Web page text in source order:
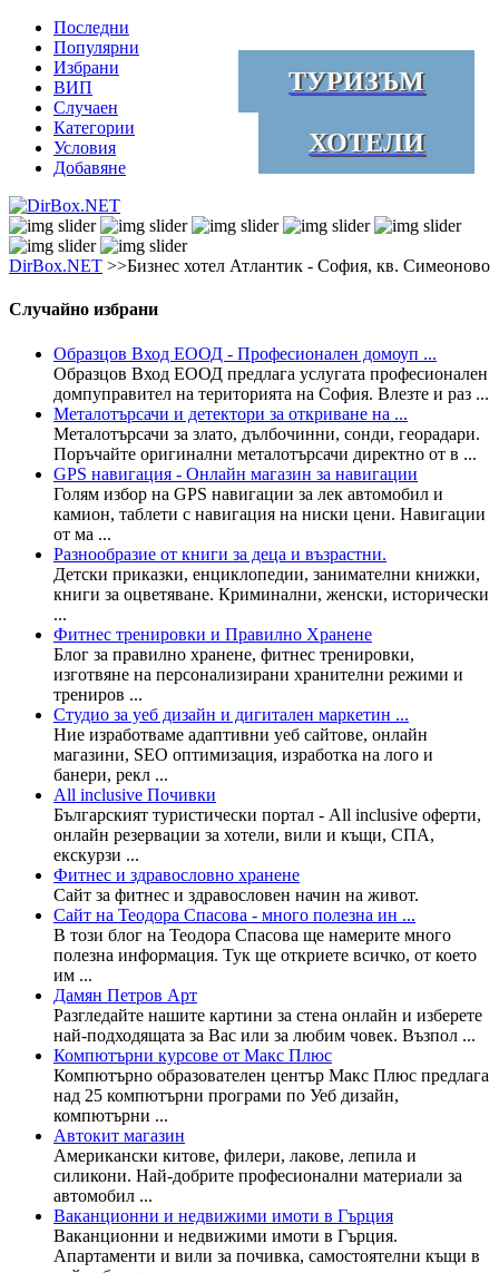
Последни
Популярни
Избрани
ВИП
Случаен
Категории
Условия
Добавяне
ТУРИЗЪМ
ХОТЕЛИ
DirBox.NET >>Бизнес хотел Атлантик - София, кв. Симеоново
Случайно избрани
Образцов Вход ЕООД - Професионален домоуп ...
Образцов Вход ЕООД предлага услугата професионален
домпуправител на територията на София. Влезте и раз ...
Металотърсачи и детектори за откриване на ...
Металотърсачи за злато, дълбочинни, сонди, георадари.
Поръчайте оригинални металотърсачи директно от в ...
GPS навигация - Онлайн магазин за навигации
Голям избор на GPS навигации за лек автомобил и
камион, таблети с навигация на ниски цени. Навигации
от ма ...
Разнообразие от книги за деца и възрастни.
Детски приказки, енциклопедии, занимателни книжки,
книги за оцветяване. Криминални, женски, исторически
...
Фитнес тренировки и Правилно Хранене
Блог за правилно хранене, фитнес тренировки,
изготвяне на персонализирани хранителни режими и
трениров ...
Студио за уеб дизайн и дигитален маркетин ...
Ние изработваме адаптивни уеб сайтове, онлайн
магазини, SEO оптимизация, изработка на лого и
банери, рекл ...
All inclusive Почивки
Българският туристически портал - All inclusive оферти,
онлайн резервации за хотели, вили и къщи, СПА,
екскурзи ...
Фитнес и здравословно хранене
Сайт за фитнес и здравословен начин на живот.
Сайт на Теодора Спасова - много полезна ин ...
В този блог на Теодора Спасова ще намерите много
полезна информация. Тук ще откриете всичко, от което
им ...
Дамян Петров Арт
Разгледайте нашите картини за стена онлайн и изберете
най-подходящата за Вас или за любим човек. Възпол ...
Компютърни курсове от Макс Плюс
Компютърно образователен център Макс Плюс предлага
над 25 компютърни програми по Уеб дизайн,
компютърни ...
Автокит магазин
Американски китове, филери, лакове, лепила и
силикони. Най-добрите професионални материали за
автомобил ...
Ваканционни и недвижими имоти в Гърция
Ваканционни и недвижими имоти в Гърция.
Апартаменти и вили за почивка, самостоятелни къщи в